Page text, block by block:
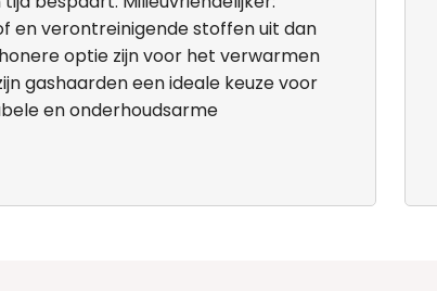
en verontreinigende stoffen uit dan
optie zijn voor het verwarmen
gashaarden een ideale keuze voor
en onderhoudsarme